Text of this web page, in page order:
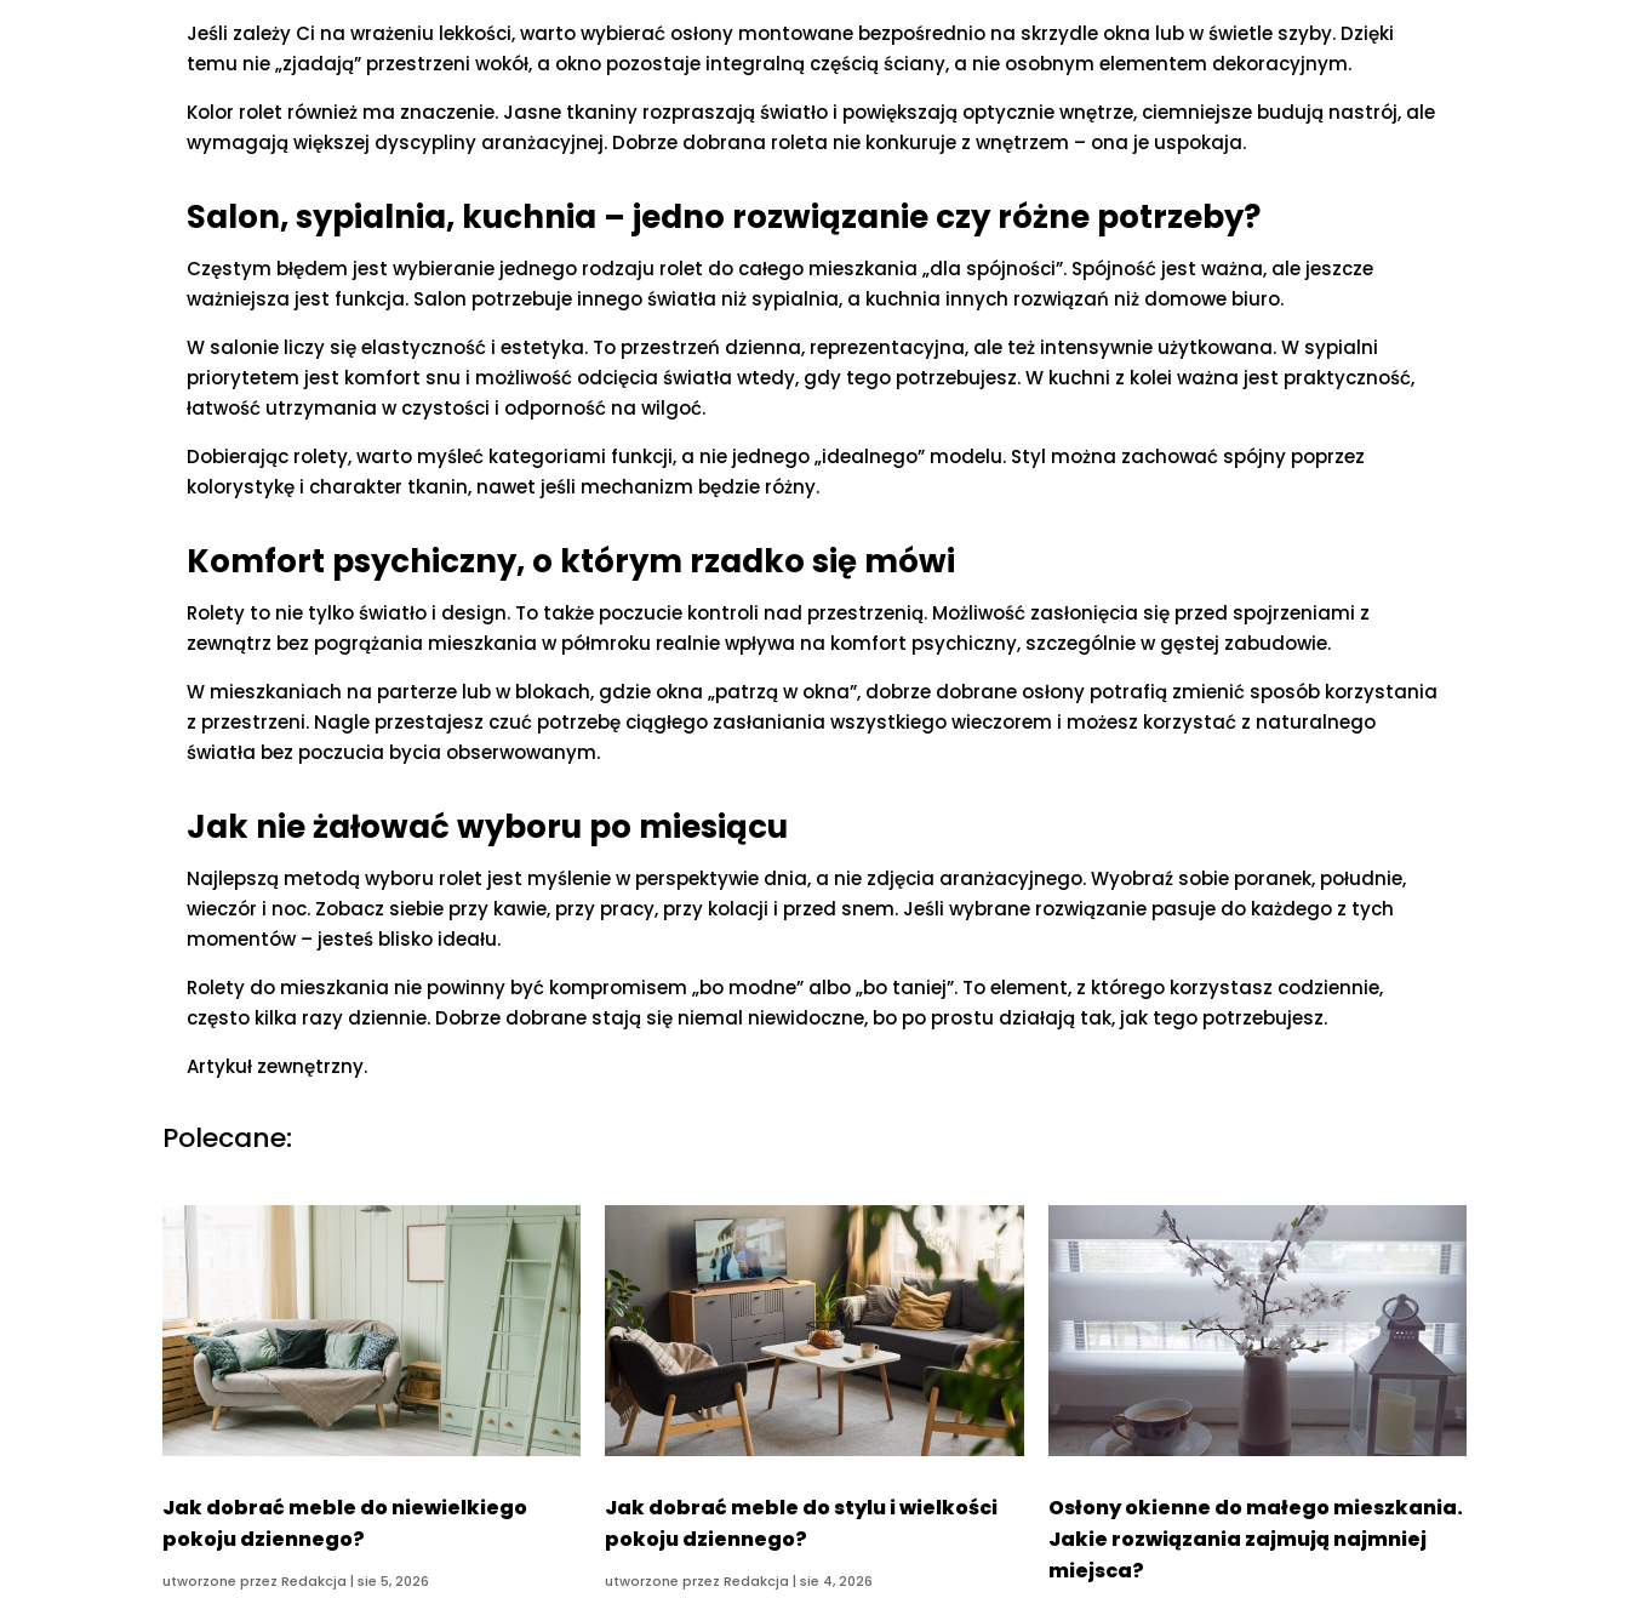
Jeśli zależy Ci na wrażeniu lekkości, warto wybierać osłony montowane bezpośrednio na skrzydle okna lub w świetle szyby. Dzięki
temu nie „zjadają” przestrzeni wokół, a okno pozostaje integralną częścią ściany, a nie osobnym elementem dekoracyjnym.
Kolor rolet również ma znaczenie. Jasne tkaniny rozpraszają światło i powiększają optycznie wnętrze, ciemniejsze budują nastrój, ale
wymagają większej dyscypliny aranżacyjnej. Dobrze dobrana roleta nie konkuruje z wnętrzem – ona je uspokaja.
Salon, sypialnia, kuchnia – jedno rozwiązanie czy różne potrzeby?
Częstym błędem jest wybieranie jednego rodzaju rolet do całego mieszkania „dla spójności”. Spójność jest ważna, ale jeszcze
ważniejsza jest funkcja. Salon potrzebuje innego światła niż sypialnia, a kuchnia innych rozwiązań niż domowe biuro.
W salonie liczy się elastyczność i estetyka. To przestrzeń dzienna, reprezentacyjna, ale też intensywnie użytkowana. W sypialni
priorytetem jest komfort snu i możliwość odcięcia światła wtedy, gdy tego potrzebujesz. W kuchni z kolei ważna jest praktyczność,
łatwość utrzymania w czystości i odporność na wilgoć.
Dobierając rolety, warto myśleć kategoriami funkcji, a nie jednego „idealnego” modelu. Styl można zachować spójny poprzez
kolorystykę i charakter tkanin, nawet jeśli mechanizm będzie różny.
Komfort psychiczny, o którym rzadko się mówi
Rolety to nie tylko światło i design. To także poczucie kontroli nad przestrzenią. Możliwość zasłonięcia się przed spojrzeniami z
zewnątrz bez pogrążania mieszkania w półmroku realnie wpływa na komfort psychiczny, szczególnie w gęstej zabudowie.
W mieszkaniach na parterze lub w blokach, gdzie okna „patrzą w okna”, dobrze dobrane osłony potrafią zmienić sposób korzystania
z przestrzeni. Nagle przestajesz czuć potrzebę ciągłego zasłaniania wszystkiego wieczorem i możesz korzystać z naturalnego
światła bez poczucia bycia obserwowanym.
Jak nie żałować wyboru po miesiącu
Najlepszą metodą wyboru rolet jest myślenie w perspektywie dnia, a nie zdjęcia aranżacyjnego. Wyobraź sobie poranek, południe,
wieczór i noc. Zobacz siebie przy kawie, przy pracy, przy kolacji i przed snem. Jeśli wybrane rozwiązanie pasuje do każdego z tych
momentów – jesteś blisko ideału.
Rolety do mieszkania nie powinny być kompromisem „bo modne” albo „bo taniej”. To element, z którego korzystasz codziennie,
często kilka razy dziennie. Dobrze dobrane stają się niemal niewidoczne, bo po prostu działają tak, jak tego potrzebujesz.
Artykuł zewnętrzny.
Polecane:
Jak dobrać meble do niewielkiego
pokoju dziennego?
utworzone przezRedakcja |sie 5, 2026
Jak dobrać meble do stylu i wielkości
pokoju dziennego?
utworzone przezRedakcja |sie 4, 2026
Osłony okienne do małego mieszkania.
Jakie rozwiązania zajmują najmniej
miejsca?